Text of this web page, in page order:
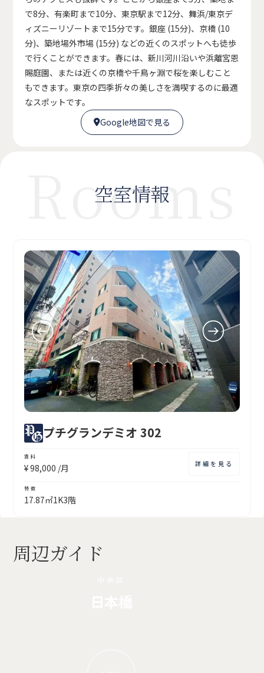
で8分、有楽町まで10分、東京駅まで12分、舞浜/東京デ
ィズニーリゾートまで15分です。銀座 (15分)、京橋 (10
分)、築地場外市場 (15分) などの近くのスポットへも徒歩
で行くことができます。春には、新川河川沿いや浜離宮恩
賜庭園、または近くの京橋や千鳥ヶ淵で桜を楽しむこと
もできます。東京の四季折々の美しさを満喫するのに最適
なスポットです。
Google地図で見る
Google地図で見る
空室情報
Rooms
プチグランデミオ 302
賃料
¥98,000 /月 詳細を見る
特徴
17.87㎡1K3階
周辺ガイド